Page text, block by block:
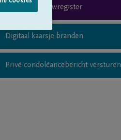
Rouwregister
Digitaal kaarsje branden
Privé condoléancebericht versturen